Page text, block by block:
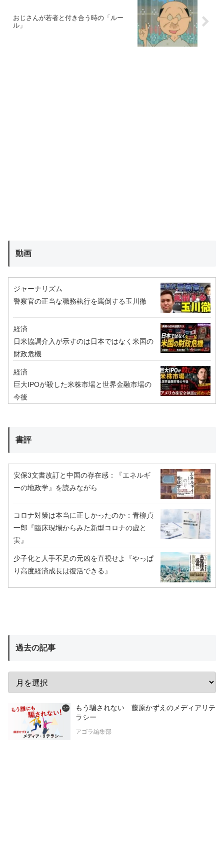
おじさんが若者と付き合う時の「ルー
ル」
動画
ジャーナリズム
警察官の正当な職務執行を罵倒する玉川徹
経済
日米協調介入が示すのは日本ではなく米国の
財政危機
経済
巨大IPOが殺した米株市場と世界金融市場の
今後
書評
安保3文書改訂と中国の存在感：『エネルギ
ーの地政学』を読みながら
コロナ対策は本当に正しかったのか：青柳貞
一郎『臨床現場からみた新型コロナの虚と
実』
少子化と人手不足の元凶を直視せよ『やっぱ
り高度経済成長は復活できる』
過去の記事
もう騙されない 藤原かずえのメディアリテ
ラシー
アゴラ編集部